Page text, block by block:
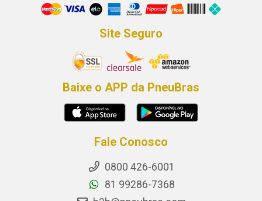
Site Seguro
Baixe o APP da PneuBras
Fale Conosco
0800 426-6001
81 99286-7368